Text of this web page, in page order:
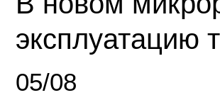
эксплуатацию
05/08